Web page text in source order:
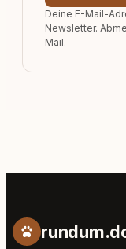
Deine E-Mail-
Newsletter.
Mail.